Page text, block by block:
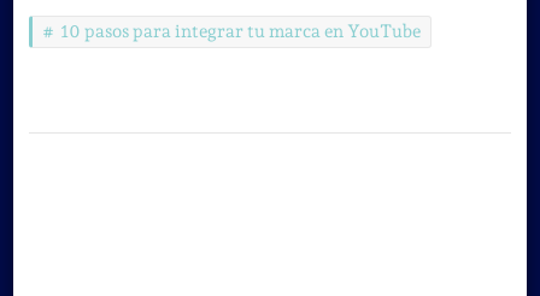
10 pasos para integrar tu marca en YouTube